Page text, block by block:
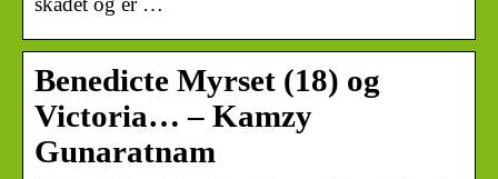
Benedicte Myrset (18) og
Victoria… – Kamzy
Gunaratnam